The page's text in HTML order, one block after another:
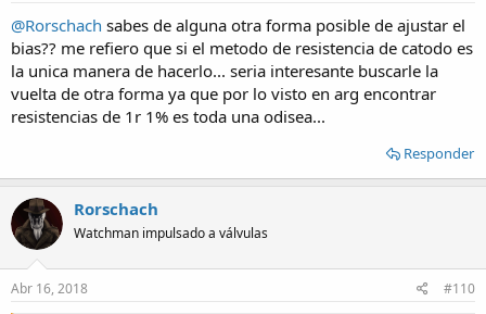
@Rorschach sabes de alguna otra forma posible de ajustar el
bias?? me refiero que si el metodo de resistencia de catodo es
la unica manera de hacerlo... seria interesante buscarle la
vuelta de otra forma ya que por lo visto en arg encontrar
resistencias de 1r 1% es toda una odisea...
Responder
Rorschach
Watchman impulsado a válvulas
Abr 16, 2018 #110